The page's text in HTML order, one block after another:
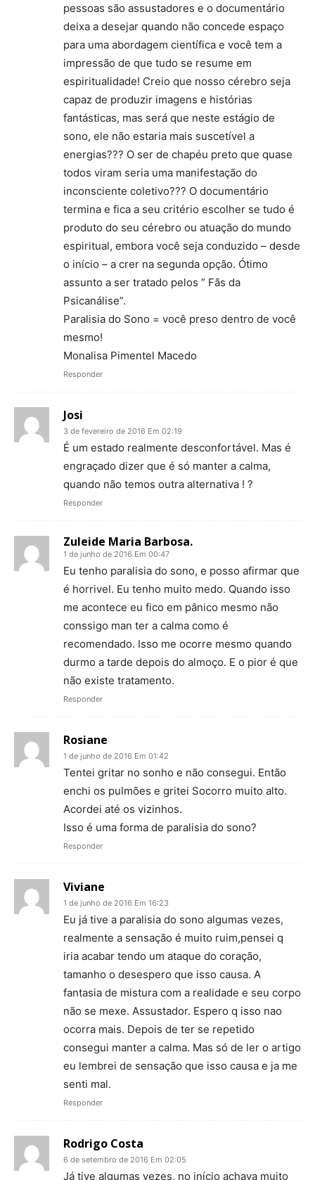
pessoas são assustadores e o documentário
deixa a desejar quando não concede espaço
para uma abordagem científica e você tem a
impressão de que tudo se resume em
espiritualidade! Creio que nosso cérebro seja
capaz de produzir imagens e histórias
fantásticas, mas será que neste estágio de
sono, ele não estaria mais suscetível a
energias??? O ser de chapéu preto que quase
todos viram seria uma manifestação do
inconsciente coletivo??? O documentário
termina e fica a seu critério escolher se tudo é
produto do seu cérebro ou atuação do mundo
espiritual, embora você seja conduzido – desde
o início – a crer na segunda opção. Ótimo
assunto a ser tratado pelos ” Fãs da
Psicanálise”.
Paralisia do Sono = você preso dentro de você
mesmo!
Monalisa Pimentel Macedo
Responder
Josi
3 de fevereiro de 2016 Em 02:19
É um estado realmente desconfortável. Mas é
engraçado dizer que é só manter a calma,
quando não temos outra alternativa ! ?
Responder
Zuleide Maria Barbosa.
1 de junho de 2016 Em 00:47
Eu tenho paralisia do sono, e posso afirmar que
é horrivel. Eu tenho muito medo. Quando isso
me acontece eu fico em pânico mesmo não
conssigo man ter a calma como é
recomendado. Isso me ocorre mesmo quando
durmo a tarde depois do almoço. E o pior é que
não existe tratamento.
Responder
Rosiane
1 de junho de 2016 Em 01:42
Tentei gritar no sonho e não consegui. Então
enchi os pulmões e gritei Socorro muito alto.
Acordei até os vizinhos.
Isso é uma forma de paralisia do sono?
Responder
Viviane
1 de junho de 2016 Em 16:23
Eu já tive a paralisia do sono algumas vezes,
realmente a sensação é muito ruim,pensei q
iria acabar tendo um ataque do coração,
tamanho o desespero que isso causa. A
fantasia de mistura com a realidade e seu corpo
não se mexe. Assustador. Espero q isso nao
ocorra mais. Depois de ter se repetido
consegui manter a calma. Mas só de ler o artigo
eu lembrei de sensação que isso causa e ja me
senti mal.
Responder
Rodrigo Costa
6 de setembro de 2016 Em 02:05
Já tive algumas vezes, no início achava muito